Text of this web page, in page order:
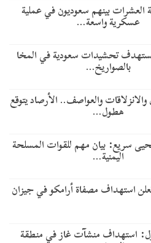
العشرات بينهم سعوديون في عملية
عسكرية واسعة…
تحشيدات سعودية في المخا
بالصواريخ…
والعواصف.. الأرصاد يتوقع
هطول…
سريع: بيان مهم للقوات المسلحة
اليمنية…
تعلن استهداف مصفاة أرامكو في جيزان
استهداف منشآت غاز في منطقة